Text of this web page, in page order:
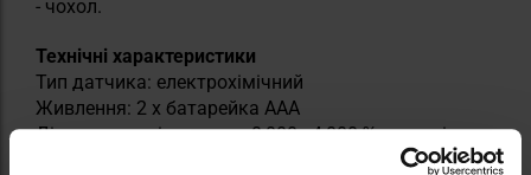
- чохол.
Технічні характеристики
Тип датчика: електрохімічний
Живлення: 2 x батарейка ААА
Діапазон вимірювання: 0,000 - 4,000 ‰ з точністю